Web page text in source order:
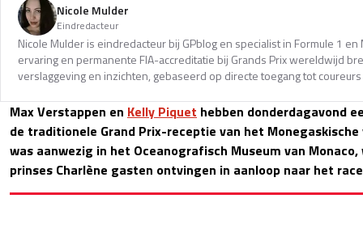
Nicole Mulder
Eindredacteur
Nicole Mulder is eindredacteur bij GPblog en specialist in Formule 1 en
ervaring en permanente FIA-accreditatie bij Grands Prix wereldwijd
verslaggeving en inzichten, gebaseerd op directe toegang tot
Max Verstappen en Kelly Piquet hebben donderdagavond
de traditionele Grand Prix-receptie van het
was aanwezig in het Oceanografisch Museum van
prinses Charlène gasten ontvingen in aanloop naar het